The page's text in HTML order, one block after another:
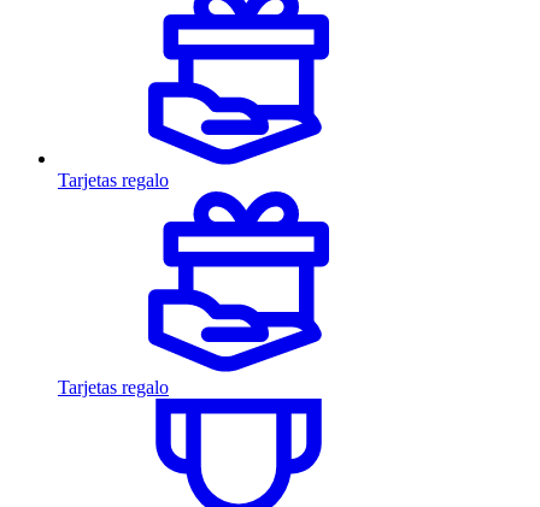
Tarjetas regalo
Tarjetas regalo